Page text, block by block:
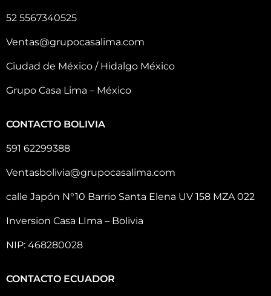
52 5567340525
Ventas@grupocasalima.com
Ciudad de México / Hidalgo México
Grupo Casa Lima – México
CONTACTO BOLIVIA
591 62299388
Ventasbolivia@grupocasalima.com
calle Japón N°10 Barrio Santa Elena UV 158 MZA 022
Inversion Casa LIma – Bolivia
NIP: 468280028
CONTACTO ECUADOR